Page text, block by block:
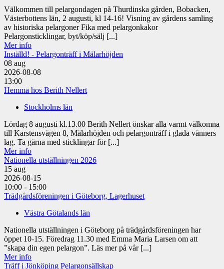
Välkommen till pelargondagen på Thurdinska gården, Bobacken,
Västerbottens län, 2 augusti, kl 14-16! Visning av gårdens samling
av historiska pelargoner Fika med pelargonkakor
Pelargonsticklingar, byt/köp/sälj [...]
Mer info
Inställd! - Pelargonträff i Mälarhöjden
08 aug
2026-08-08
13:00
Hemma hos Berith Nellert
Stockholms län
Lördag 8 augusti kl.13.00 Berith Nellert önskar alla varmt välkomna
till Karstensvägen 8, Mälarhöjden och pelargonträff i glada vänners
lag. Ta gärna med sticklingar för [...]
Mer info
Nationella utställningen 2026
15 aug
2026-08-15
10:00 - 15:00
Trädgårdsföreningen i Göteborg, Lagerhuset
Västra Götalands län
Nationella utställningen i Göteborg på trädgårdsföreningen har
öppet 10-15. Föredrag 11.30 med Emma Maria Larsen om att
”skapa din egen pelargon”. Läs mer på vår [...]
Mer info
Träff i Jönköping Pelargonsällskap